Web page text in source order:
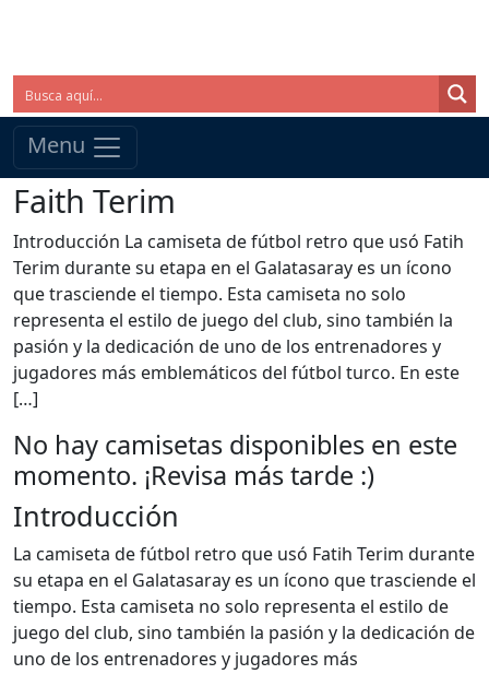
Menu
Faith Terim
Introducción La camiseta de fútbol retro que usó Fatih
Terim durante su etapa en el Galatasaray es un ícono
que trasciende el tiempo. Esta camiseta no solo
representa el estilo de juego del club, sino también la
pasión y la dedicación de uno de los entrenadores y
jugadores más emblemáticos del fútbol turco. En este
[…]
No hay camisetas disponibles en este
momento. ¡Revisa más tarde :)
Introducción
La camiseta de fútbol retro que usó Fatih Terim durante
su etapa en el Galatasaray es un ícono que trasciende el
tiempo. Esta camiseta no solo representa el estilo de
juego del club, sino también la pasión y la dedicación de
uno de los entrenadores y jugadores más